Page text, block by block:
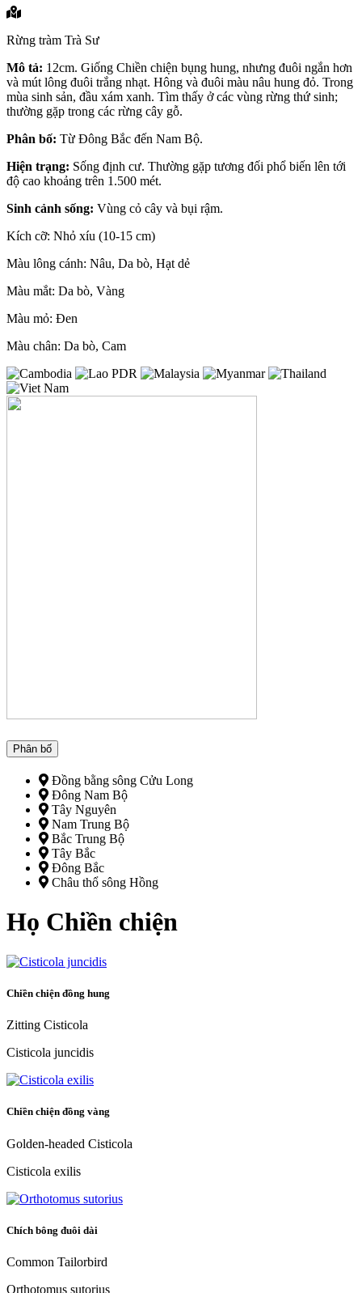
Rừng tràm Trà Sư
Mô tả: 12cm. Giống Chiền chiện bụng hung, nhưng đuôi ngắn hơn
và mút lông đuôi trắng nhạt. Hông và đuôi màu nâu hung đỏ. Trong
mùa sinh sản, đầu xám xanh. Tìm thấy ở các vùng rừng thứ sinh;
thường gặp trong các rừng cây gỗ.
Phân bố: Từ Đông Bắc đến Nam Bộ.
Hiện trạng: Sống định cư. Thường gặp tương đối phổ biến lên tới
độ cao khoảng trên 1.500 mét.
Sinh cảnh sống: Vùng cỏ cây và bụi rậm.
Kích cỡ: Nhỏ xíu (10-15 cm)
Màu lông cánh: Nâu, Da bò, Hạt dẻ
Màu mắt: Da bò, Vàng
Màu mỏ: Đen
Màu chân: Da bò, Cam
Phân bố
Đồng bằng sông Cửu Long
Đông Nam Bộ
Tây Nguyên
Nam Trung Bộ
Bắc Trung Bộ
Tây Bắc
Đông Bắc
Châu thổ sông Hồng
Họ Chiền chiện
Chiền chiện đồng hung
Zitting Cisticola
Cisticola juncidis
Chiền chiện đồng vàng
Golden-headed Cisticola
Cisticola exilis
Chích bông đuôi dài
Common Tailorbird
Orthotomus sutorius